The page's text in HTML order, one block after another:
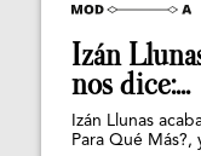
Izán
nos dice:...
Izán Llunas
Para Qué Más?,